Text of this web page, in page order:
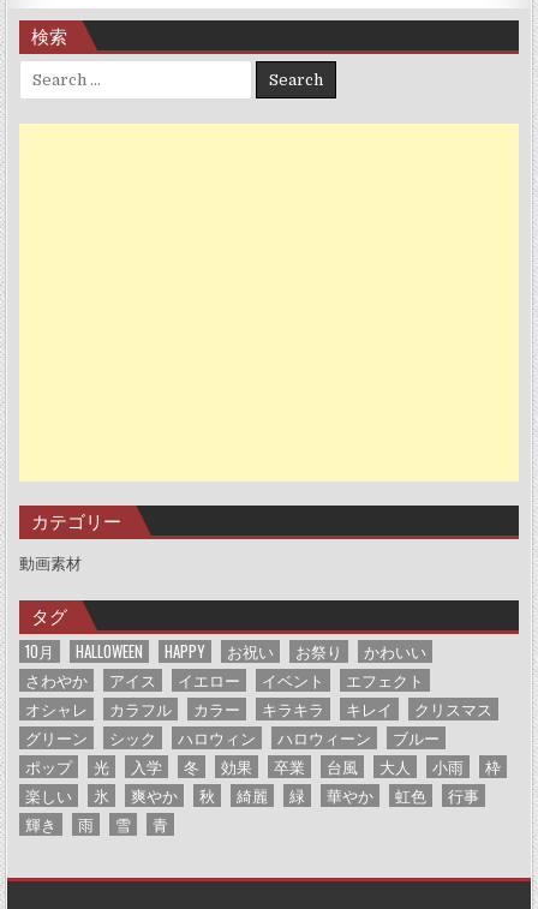
検索
Search for:
カテゴリー
動画素材
タグ
10月 HALLOWEEN HAPPY お祝い お祭り
かわいい
さわやか
アイス イエロー イベント
エフェクト
オシャレ
カラフル カラー キラキラ キレイ
クリスマス
グリーン
シック ハロウィン ハロウィーン
ブルー
ポップ
光 入学 冬 効果 卒業 台風 大人 小雨
枠
楽しい
氷 爽やか 秋 綺麗 緑 華やか 虹色
行事
輝き
雨 雪 青